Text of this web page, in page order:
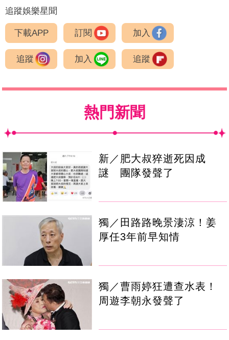
追蹤娛樂星聞
下載APP 訂閱 加入
追蹤 加入 追蹤
熱門新聞
新／肥大叔猝逝死因成
謎 團隊發聲了
獨／田路路晚景淒涼！姜
厚任3年前早知情
獨／曹雨婷狂遭查水表！
周遊李朝永發聲了